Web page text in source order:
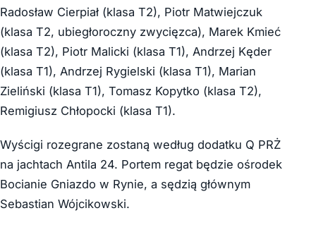
Radosław Cierpiał (klasa T2), Piotr Matwiejczuk
(klasa T2, ubiegłoroczny zwycięzca), Marek Kmieć
(klasa T2), Piotr Malicki (klasa T1), Andrzej Kęder
(klasa T1), Andrzej Rygielski (klasa T1), Marian
Zieliński (klasa T1), Tomasz Kopytko (klasa T2),
Remigiusz Chłopocki (klasa T1).
Wyścigi rozegrane zostaną według dodatku Q PRŻ
na jachtach Antila 24. Portem regat będzie ośrodek
Bocianie Gniazdo w Rynie, a sędzią głównym
Sebastian Wójcikowski.